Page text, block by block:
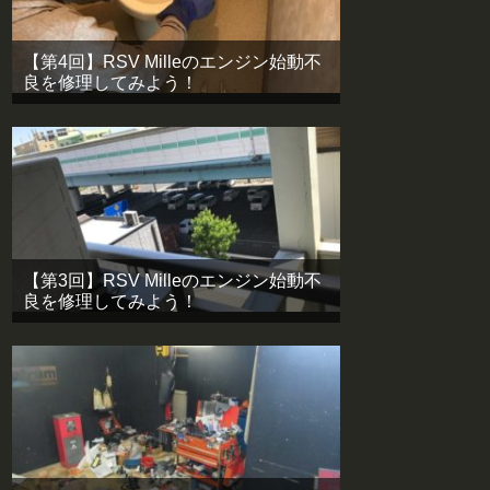
【第4回】RSV Milleのエンジン始動不
良を修理してみよう！
【第3回】RSV Milleのエンジン始動不
良を修理してみよう！